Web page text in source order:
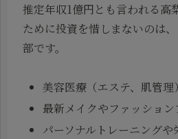
推定年収1億円とも言われる高
ために投資を惜しまないのは
部です。
美容医療（エステ、肌管理）
最新メイクやファッショ
パーソナルトレーニング